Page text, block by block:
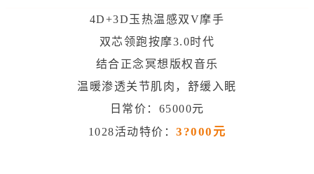
4D+3D玉热温感双V摩手
双芯领跑按摩3.0时代
结合正念冥想版权音乐
温暖渗透关节肌肉，舒缓入眠
日常价：65000元
1028活动特价：3?000元